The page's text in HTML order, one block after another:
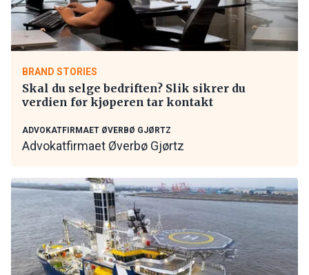
BRAND STORIES
Skal du selge bedriften? Slik sikrer du
verdien før kjøperen tar kontakt
ADVOKATFIRMAET ØVERBØ GJØRTZ
Advokatfirmaet Øverbø Gjørtz